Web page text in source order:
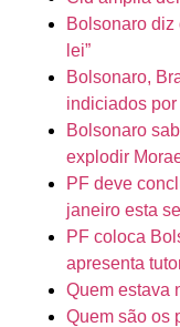
Bolsonaro diz
lei”
Bolsonaro,
indiciados
Bolsonaro
explodir
PF deve
janeiro esta
PF coloca
apresenta
Quem estava
Quem são os